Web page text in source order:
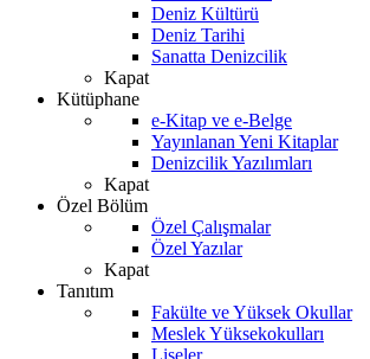
Deniz Kültürü
Deniz Tarihi
Sanatta Denizcilik
Kapat
Kütüphane
e-Kitap ve e-Belge
Yayınlanan Yeni Kitaplar
Denizcilik Yazılımları
Kapat
Özel Bölüm
Özel Çalışmalar
Özel Yazılar
Kapat
Tanıtım
Fakülte ve Yüksek Okullar
Meslek Yüksekokulları
Liseler